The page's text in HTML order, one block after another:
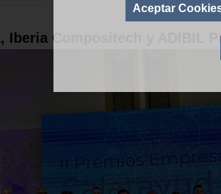
Aceptar
Iberia Compositech y ADIBIL